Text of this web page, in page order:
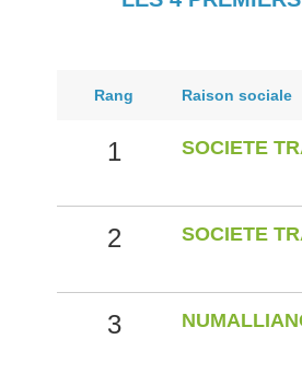
Rang Raison sociale
1 SOCIETE
2 SOCIETE
3